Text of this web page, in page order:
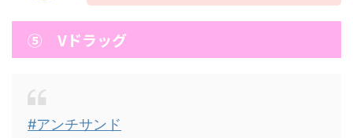
⑤ Vドラッグ
#アンチサンド